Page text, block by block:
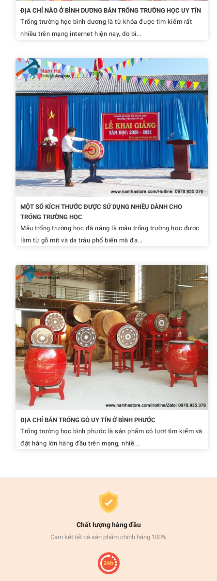
ĐỊA CHỈ NÀO Ở BÌNH DƯƠNG BÁN TRỐNG TRƯỜNG HỌC UY TÍN
Trống trường học bình dương là từ khóa được tìm kiếm rất
nhiều trên mạng internet hiện nay, do bì...
MỘT SỐ KÍCH THƯỚC ĐƯỢC SỬ DỤNG NHIỀU DÀNH CHO
TRỐNG TRƯỜNG HỌC
Mẫu trống trường học đà nẵng là mẫu trống trường học được
làm từ gỗ mít và da trâu phổ biến mà đa...
ĐỊA CHỈ BÁN TRỐNG GỖ UY TÍN Ở BÌNH PHƯỚC
Trống trường học bình phước là sản phẩm có lượt tìm kiếm và
đặt hàng lớn hàng đầu trên mạng, nhiề...
Chất lượng hàng đầu
Cam kết tất cả sản phẩm chính hãng 100%